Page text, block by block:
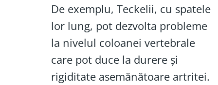
De exemplu, Teckelii, cu spatele
lor lung, pot dezvolta probleme
la nivelul coloanei vertebrale
care pot duce la durere și
rigiditate asemănătoare artritei.